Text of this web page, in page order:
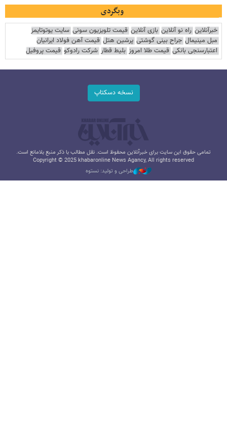
وبگردی
خبرآنلاین راه نو آنلاین بازی آنلاین قیمت تلویزیون سونی سایت یوتوتایمز
مبل مینیمال جراح بینی گوشتی پرشین هتل قیمت آهن فولاد ایرانیان
اعتبارسنجی بانکی قیمت طلا امروز بلیط قطار شرکت رادوکو قیمت پروفیل
نسخه دسکتاپ
تمامی حقوق این سایت برای خبرآنلاین محفوظ است. نقل مطالب با ذکر منبع بلامانع است.
Copyright © 2025 khabaronline News Agancy, All rights reserved
طراحی و تولید: نستوه